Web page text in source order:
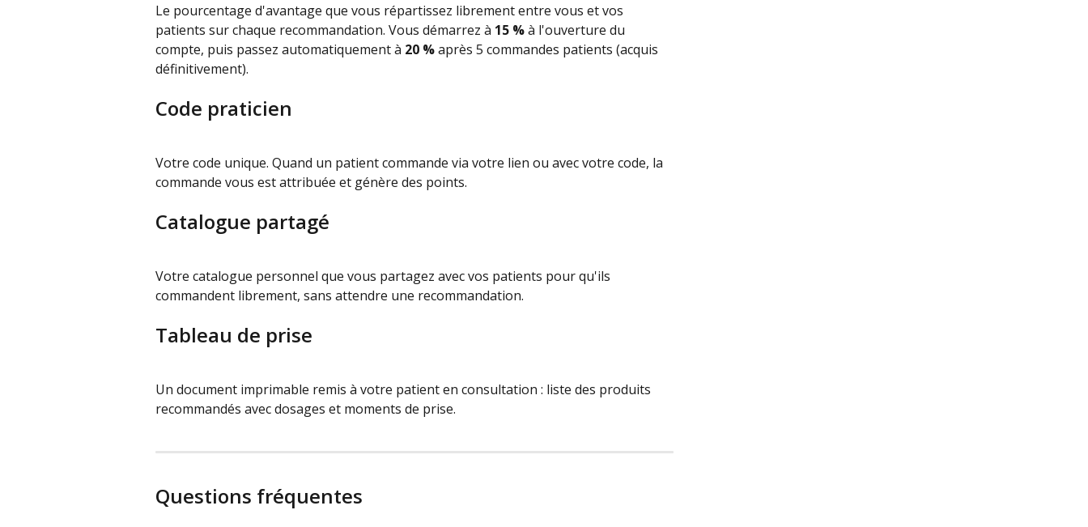
Le pourcentage d'avantage que vous répartissez librement entre vous et vos
patients sur chaque recommandation. Vous démarrez à 15 % à l'ouverture du
compte, puis passez automatiquement à 20 % après 5 commandes patients (acquis
définitivement).
Code praticien
Votre code unique. Quand un patient commande via votre lien ou avec votre code, la
commande vous est attribuée et génère des points.
Catalogue partagé
Votre catalogue personnel que vous partagez avec vos patients pour qu'ils
commandent librement, sans attendre une recommandation.
Tableau de prise
Un document imprimable remis à votre patient en consultation : liste des produits
recommandés avec dosages et moments de prise.
Questions fréquentes